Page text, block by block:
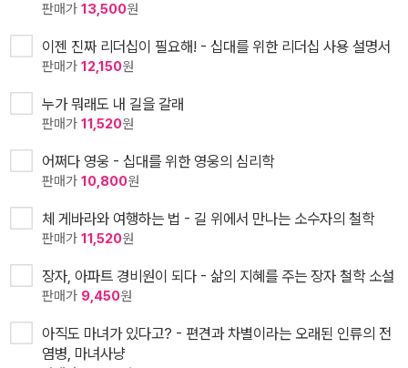
판매가 13,500원
이젠 진짜 리더십이 필요해! - 십대를 위한 리더십 사용 설명서
판매가 12,150원
누가 뭐래도 내 길을 갈래
판매가 11,520원
어쩌다 영웅 - 십대를 위한 영웅의 심리학
판매가 10,800원
체 게바라와 여행하는 법 - 길 위에서 만나는 소수자의 철학
판매가 11,520원
장자, 아파트 경비원이 되다 - 삶의 지혜를 주는 장자 철학 소설
판매가 9,450원
아직도 마녀가 있다고? - 편견과 차별이라는 오래된 인류의 전
염병, 마녀사냥